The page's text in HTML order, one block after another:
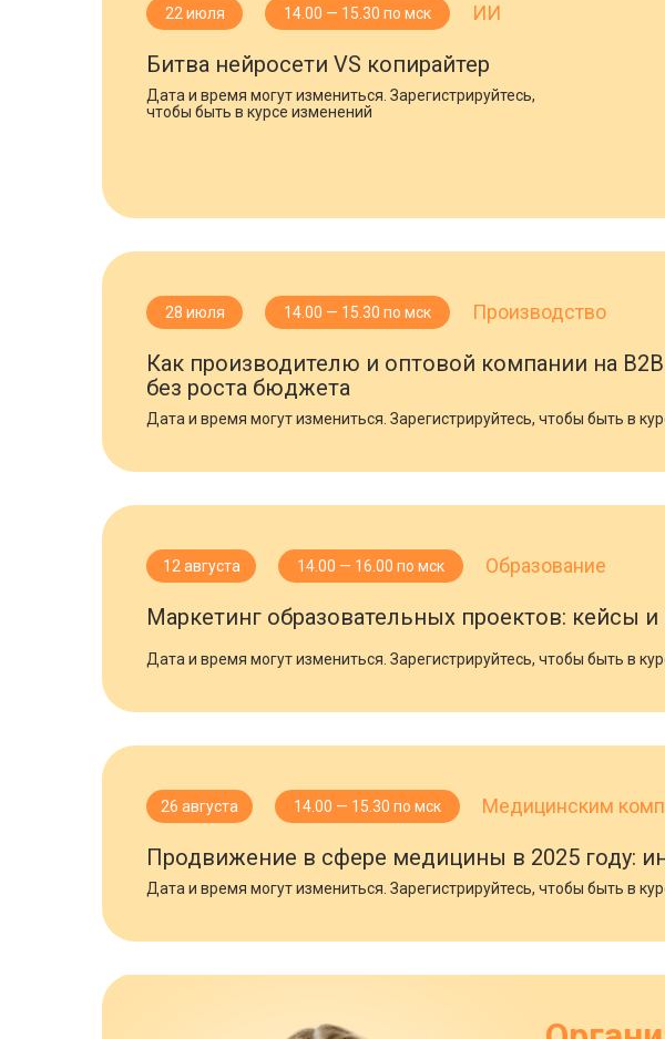
Дата и время могут измениться. Зарегистрируйтесь,
чтобы быть в курсе изменений
Битва нейросети VS копирайтер
22 июля 14.00 — 15.30 по мск ИИ
Дата и время могут измениться. Зарегистрируйтесь, чтобы быть в
Как производителю и оптовой компании на
без роста бюджета
28 июля 14.00 — 15.30 по мск Производство
Дата и время могут измениться. Зарегистрируйтесь, чтобы быть в
Маркетинг образовательных проектов: кейсы
12 августа 14.00 — 16.00 по мск Образование
Продвижение в сфере медицины в 2025 году:
Дата и время могут измениться. Зарегистрируйтесь, чтобы быть в
26 августа 14.00 — 15.30 по мск Медицинским